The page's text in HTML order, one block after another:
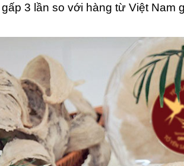
3 lần so với hàng từ Việt